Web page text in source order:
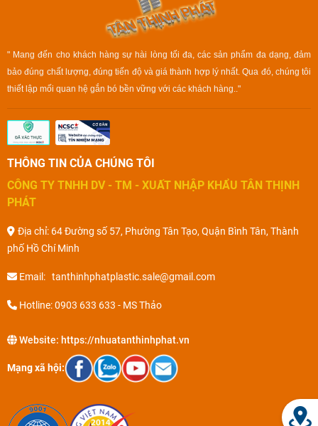
" Mang đến cho khách hàng sự hài lòng tối đa, các sản phẩm đa dạng, đảm
bảo đúng chất lượng, đúng tiến độ và giá thành hợp lý nhất. Qua đó, chúng tôi
thiết lập mối quan hệ gắn bó bền vững với các khách hàng.."
THÔNG TIN CỦA CHÚNG TÔI
CÔNG TY TNHH DV - TM - XUẤT NHẬP KHẨU TÂN THỊNH
PHÁT
Địa chỉ: 64 Đường số 57, Phường Tân Tạo, Quận Bình Tân, Thành
phố Hồ Chí Minh
Email: tanthinhphatplastic.sale@gmail.com
Hotline: 0903 633 633 - MS Thảo
Website: https://nhuatanthinhphat.vn
Mạng xã hội: